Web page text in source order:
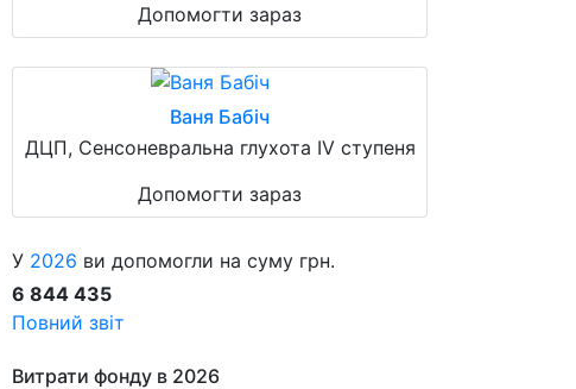
Допомогти зараз
Ваня Бабіч
ДЦП, Сенсоневральна глухота IV ступеня
Допомогти зараз
У 2026 ви допомогли на суму грн.
6 844 435
Повний звіт
Витрати фонду в 2026